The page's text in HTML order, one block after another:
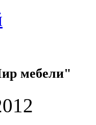
мебели"